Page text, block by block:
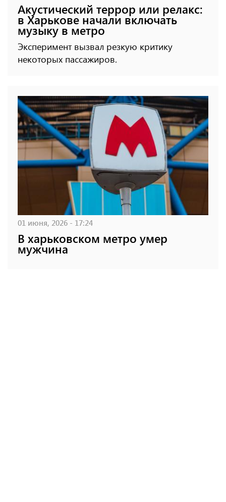
Акустический террор или релакс:
в Харькове начали включать
музыку в метро
Эксперимент вызвал резкую критику
некоторых пассажиров.
01 июня, 2026 - 17:24
В харьковском метро умер
мужчина